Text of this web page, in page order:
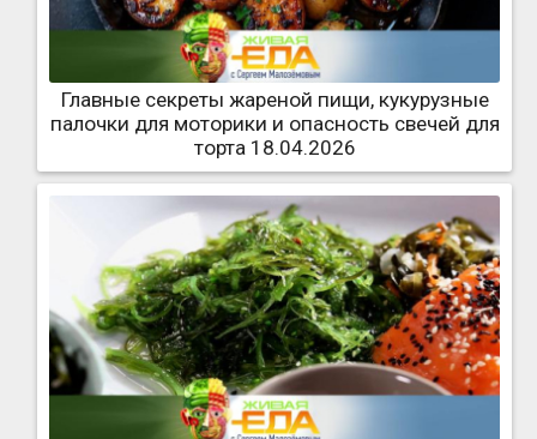
Главные секреты жареной пищи, кукурузные
палочки для моторики и опасность свечей для
торта 18.04.2026